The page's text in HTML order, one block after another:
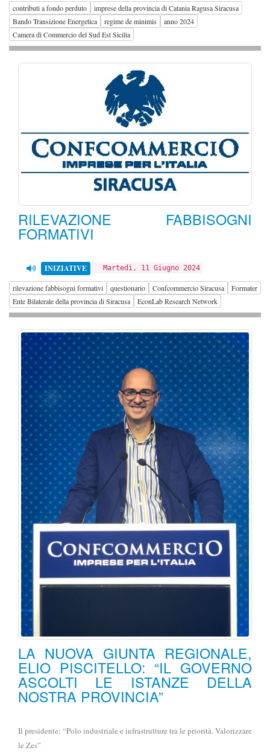
contributi a fondo perduto
imprese della provincia di Catania Ragusa Siracusa
Bando Transizione Energetica
regime de minimis
anno 2024
Camera di Commercio del Sud Est Sicilia
RILEVAZIONE FABBISOGNI
FORMATIVI
INIZIATIVE Martedì, 11 Giugno 2024
rilevazione fabbisogni formativi questionario Confcommercio Siracusa
Formater
Ente Bilaterale della provincia di Siracusa
EconLab Research Network
LA NUOVA GIUNTA REGIONALE,
ELIO PISCITELLO: “IL GOVERNO
ASCOLTI LE ISTANZE DELLA
NOSTRA PROVINCIA”
Il presidente: “Polo industriale e infrastrutture tra le priorità. Valorizzare
le Zes”